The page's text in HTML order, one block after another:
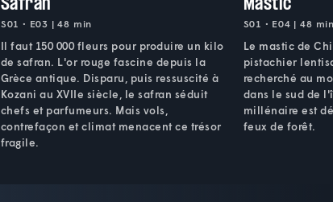
S01 • E03 | 48 min
Il faut 150 000 fleurs pour produire un kilo
de safran. L'or rouge fascine depuis la
Grèce antique. Disparu, puis ressuscité à
Kozani au XVIIe siècle, le safran séduit
chefs et parfumeurs. Mais vols,
contrefaçon et climat menacent ce trésor
fragile.
S01 • E04 | 48
Le mastic de
pistachier
recherché au
dans le sud de
millénaire est
feux de forêt.